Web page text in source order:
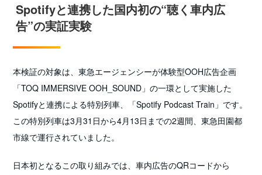
Spotifyと連携した国内初の“聴く車内広
告”の実証実験
本検証の対象は、東急エージェンシーが体験型OOH広告企画
「TOQ IMMERSIVE OOH_SOUND」の一環として実施した
Spotifyと連携による特別列車、「Spotify Podcast Train」です。
この特別列車は3月31日から4月13日までの2週間、東急田園都
市線で運行されていました。
日本初となるこの取り組みでは、車内広告のQRコードから